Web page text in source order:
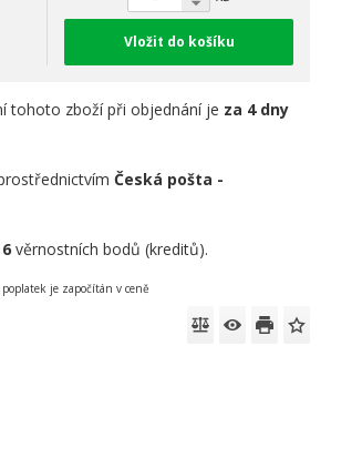
Vložit do košíku
tohoto zboží při objednání je za 4 dny
Česká pošta -
6 věrnostních bodů (kreditů).
je započítán v ceně